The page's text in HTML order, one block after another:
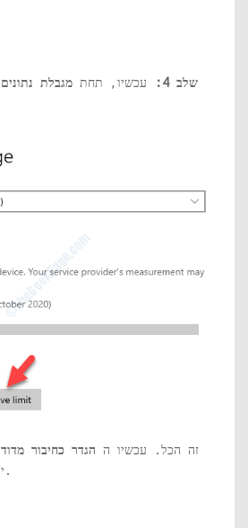
שלב 4: עכשיו, תחת מגבלת נתונים
זה הכל. עכשיו ה הגדר כחיבור מדוד
יהיה אפור, אלא פעיל.